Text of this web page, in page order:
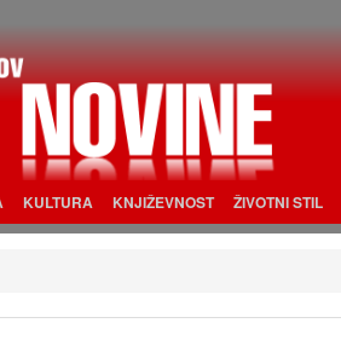
KULTURA KNJIŽEVNOST ŽIVOTNI STIL